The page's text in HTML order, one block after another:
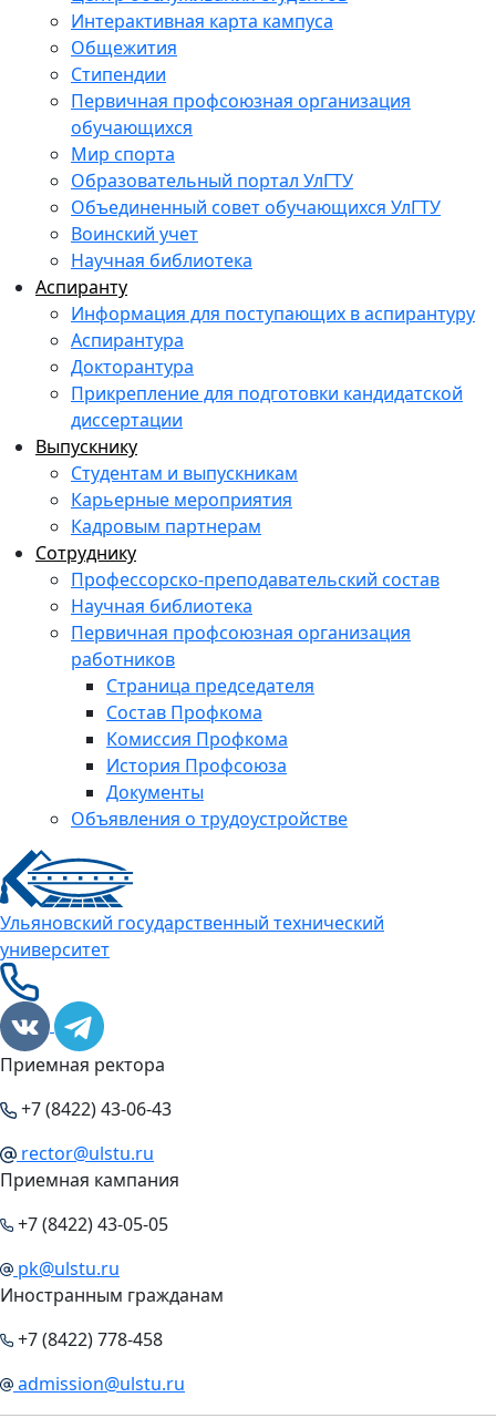
Интерактивная карта кампуса
Общежития
Стипендии
Первичная профсоюзная организация
обучающихся
Мир спорта
Образовательный портал УлГТУ
Объединенный совет обучающихся УлГТУ
Воинский учет
Научная библиотека
Аспиранту
Информация для поступающих в аспирантуру
Аспирантура
Докторантура
Прикрепление для подготовки кандидатской
диссертации
Выпускнику
Студентам и выпускникам
Карьерные мероприятия
Кадровым партнерам
Сотруднику
Профессорско-преподавательский состав
Научная библиотека
Первичная профсоюзная организация
работников
Страница председателя
Состав Профкома
Комиссия Профкома
История Профсоюза
Документы
Объявления о трудоустройстве
Ульяновский государственный технический
университет
Приемная ректора
+7 (8422) 43-06-43
rector@ulstu.ru
Приемная кампания
+7 (8422) 43-05-05
pk@ulstu.ru
Иностранным гражданам
+7 (8422) 778-458
admission@ulstu.ru